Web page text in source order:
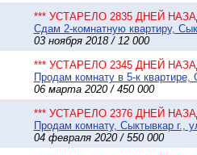
*** УСТАРЕЛО 2835 ДНЕЙ
Сдам 2-комнатную квартиру,
03 ноября 2018 / 12 000
*** УСТАРЕЛО 2345 ДНЕЙ
Продам комнату в 5-к
06 марта 2020 / 450 000
*** УСТАРЕЛО 2376 ДНЕЙ
Продам комнату, Сыктывкар г.,
04 февраля 2020 / 550 000